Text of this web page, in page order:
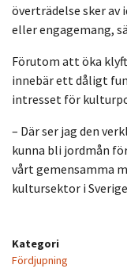
överträdelse sker av
eller engagemang,
Förutom att öka
innebär ett dåligt
intresset för
– Där ser jag den
kunna bli jordmån
vårt gemensamma
kultursektor i
Kategori
Fördjupning